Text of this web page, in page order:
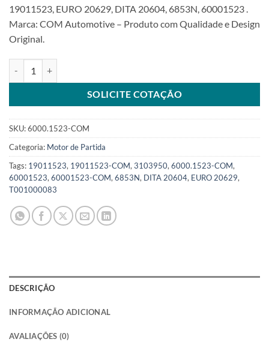
19011523, EURO 20629, DITA 20604, 6853N, 60001523 .
Marca: COM Automotive – Produto com Qualidade e Design
Original.
SOLICITE COTAÇÃO
SKU:6000.1523-COM
Categoria: Motor de Partida
Tags: 19011523, 19011523-COM, 3103950, 6000.1523-COM,
60001523, 60001523-COM, 6853N, DITA 20604, EURO 20629,
T001000083
DESCRIÇÃO
INFORMAÇÃO ADICIONAL
AVALIAÇÕES (0)